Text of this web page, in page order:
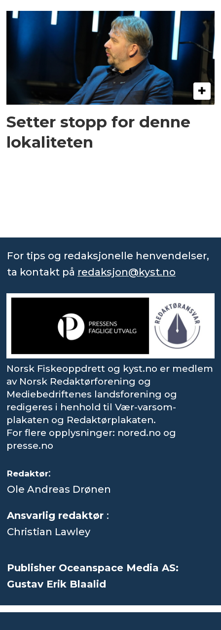
Setter stopp for denne
lokaliteten
For tips og redaksjonelle henvendelser,
ta kontakt på redaksjon@kyst.no
Norsk Fiskeoppdrett og kyst.no er medlem
av Norsk Redaktørforening og
Mediebedriftenes landsforening og
redigeres i henhold til Vær-varsom-
plakaten og Redaktørplakaten.
For flere opplysninger: nored.no og
presse.no
Redaktør:
Ole Andreas Drønen
Ansvarlig redaktør :
Christian Lawley
Publisher Oceanspace Media AS:
Gustav Erik Blaalid